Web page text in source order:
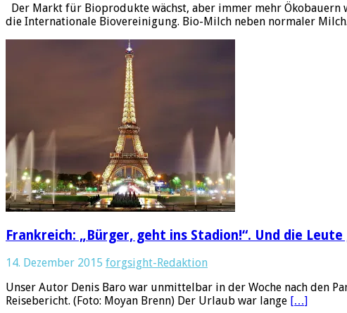
Der Markt für Bioprodukte wächst, aber immer mehr Ökobauern
die Internationale Biovereinigung. Bio-Milch neben normaler
Frankreich: „Bürger, geht ins Stadion!“. Und die
14. Dezember 2015 forgsight-Redaktion
Unser Autor Denis Baro war unmittelbar in der Woche nach den
Reisebericht. (Foto: Moyan Brenn) Der Urlaub war lange […]